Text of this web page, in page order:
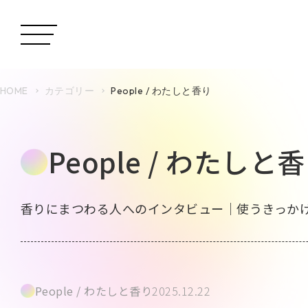
HOME カテゴリー People / わたしと香り
People / わたしと
香りにまつわる人へのインタビュー｜使うきっ
People / わたしと香り2025.12.22